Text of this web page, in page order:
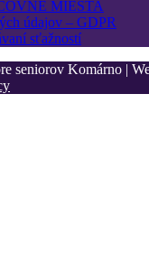
MIESTA
údajov – GDPR
sťažností
seniorov Komárno |